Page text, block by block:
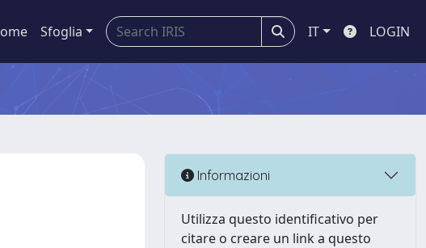
Sfoglia IT LOGIN
Informazioni
Utilizza questo identificativo per
citare o creare un link a questo